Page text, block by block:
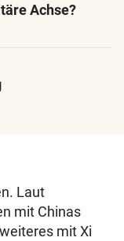
Achse?
Laut
mit Chinas
mit Xi